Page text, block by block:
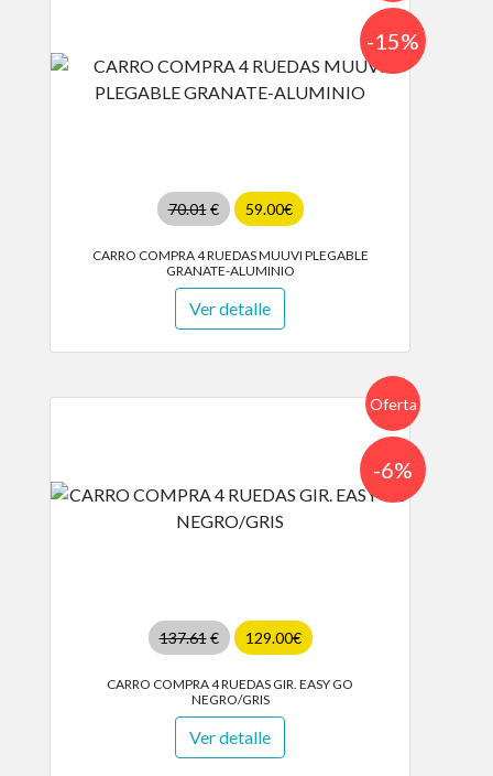
70.01€ 59.00€
-15%
CARRO COMPRA 4 RUEDAS MUUVI PLEGABLE
GRANATE-ALUMINIO
Ver detalle
Oferta
137.61€ 129.00€
-6%
CARRO COMPRA 4 RUEDAS GIR. EASY GO
NEGRO/GRIS
Ver detalle